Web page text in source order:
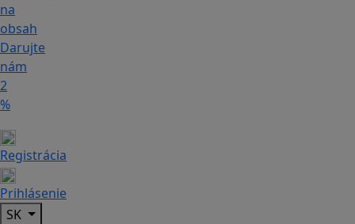
na
obsah
Darujte
nám
2
%
Registrácia
Prihlásenie
SK